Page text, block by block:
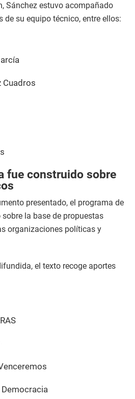
Sánchez estuvo acompañado
de su equipo técnico, entre ellos:
Cuadros
fue construido sobre
presentado, el programa de
la base de propuestas
organizaciones políticas y
el texto recoge aportes